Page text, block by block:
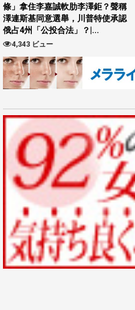
條」拿住李嘉誠軟肋李澤鉅？聲稱
澤連斯基同意選舉，川普特使承認
俄占4州「公投合法」？|...
4,343 ビュー